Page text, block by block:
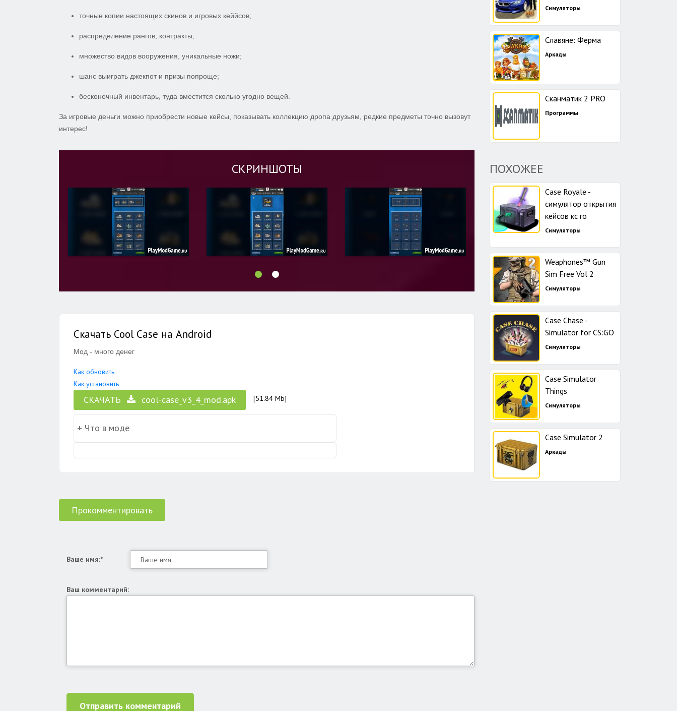
точные копии настоящих скинов и игровых кеййсов;
распределение рангов, контракты;
множество видов вооружения, уникальные ножи;
шанс выиграть джекпот и призы попроще;
бесконечный инвентарь, туда вместится сколько угодно вещей.
За игровые деньги можно приобрести новые кейсы, показывать коллекцию дропа друзьям, редкие предметы точно вызовут
интерес!
СКРИНШОТЫ
Скачать Cool Case на Android
Мод - много денег
Как обновить
Как установить
СКАЧАТЬ cool-case_v3_4_mod.apk [51.84 Mb]
Прокомментировать
Ваше имя:*
Ваш комментарий:
Отправить комментарий
Симуляторы
Славяне: Ферма
Аркады
Сканматик 2 PRO
Программы
ПОХОЖЕЕ
Case Royale -
симулятор открытия
кейсов кс го
Симуляторы
Weaphones™ Gun
Sim Free Vol 2
Симуляторы
Case Chase -
Simulator for CS:GO
Симуляторы
Case Simulator
Things
Симуляторы
Case Simulator 2
Аркады